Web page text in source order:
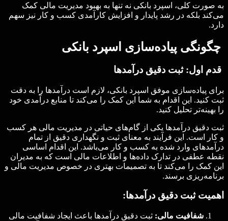
به صورت کلی، اسپرد بانکی نه تنها به بهبود مدیریت مالی کمک
می‌کند بلکه در رشد پایدار و افزایش کارآمدی کسب و کار نیز سهم
دارد.
چگونگی پیاده‌سازی اسپرد بانکی
قدم اول: ثبت دقیق درآمدها
برای پیاده‌سازی موفق اسپرد بانکی، لازم است درآمدها را به دقت
ثبت کنید. این اقدام به شما این کمک را می‌کند تا منابع درآمدی خود
را بهینه‌تر تحلیل کنید.
ثبت دقیق درآمدها یکی از گام‌های حیاتی در مدیریت مالی هر کسب
و کار است. این فرآیند به معنای ثبت و نگهداری دقیق از تمام
درآمدهای وارد شده به کسب و کار می‌باشد. این اقدام اساسی
نقطه عطفی در تدارک داده‌ها و اطلاعات مالی است که به مدیران
این کمک را می‌کند تا به تصمیمات بهتری در خصوص مدیریت مالی و
برنامه‌ریزی برسند.
اهمیت ثبت دقیق درآمدها:
شفافیت مالی: ثبت دقیق درآمدها باعث ایجاد شفافیت مالی